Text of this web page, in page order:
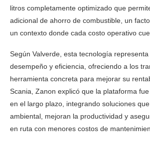
litros completamente optimizado que
adicional de ahorro de combustible, un
un contexto donde cada costo operativo
Según Valverde, esta tecnología
desempeño y eficiencia, ofreciendo a los
herramienta concreta para mejorar su
Scania, Zanon explicó que la plataforma
en el largo plazo, integrando soluciones
ambiental, mejoran la productividad y
en ruta con menores costos de